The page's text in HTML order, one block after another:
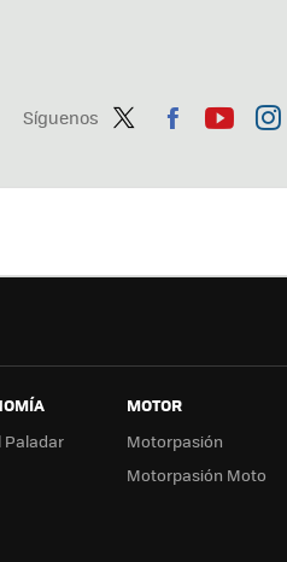
Síguenos
ter
ebo tub agr
Paladar
MOTOR
Motorpasión
Motorpasión Moto